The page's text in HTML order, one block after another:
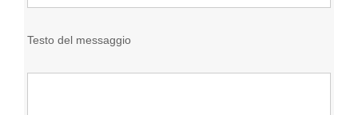
Testo del messaggio